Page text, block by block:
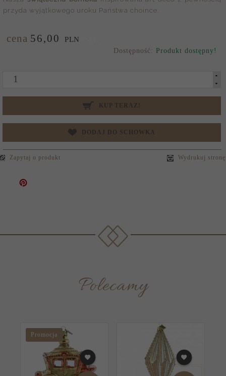
przyda wyjątkowego uroku Państwa choince.
cena 56,00 PLN
Dostępność: Produkt dostępny!
KUP TERAZ!
DODAJ DO SCHOWKA
Zapytaj o produkt Wydrukuj stronę
Polecamy
Promocja